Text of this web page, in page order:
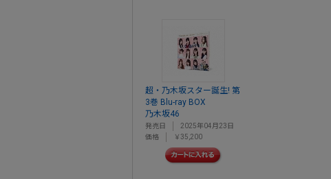
超・乃木坂スター誕生! 第
3巻 Blu-ray BOX
乃木坂46
発売日
2025年04月23日
価格
￥35,200